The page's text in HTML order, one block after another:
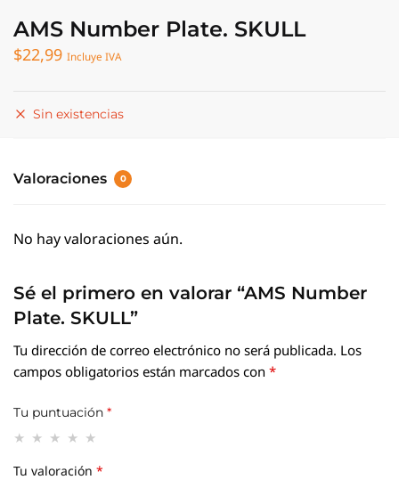
AMS Number Plate. SKULL
$22,99 Incluye IVA
Sin existencias
Valoraciones 0
No hay valoraciones aún.
Sé el primero en valorar “AMS Number
Plate. SKULL”
Tu dirección de correo electrónico no será publicada.Los
campos obligatorios están marcados con*
Tu puntuación *
Tu valoración*